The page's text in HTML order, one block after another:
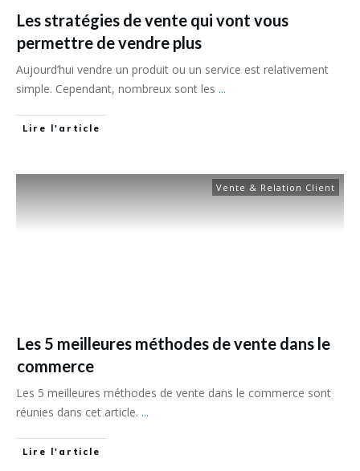
Les stratégies de vente qui vont vous
permettre de vendre plus
Aujourd’hui vendre un produit ou un service est relativement
simple. Cependant, nombreux sont les ...
Lire l'article
Vente & Relation Client
Les 5 meilleures méthodes de vente dans le
commerce
Les 5 meilleures méthodes de vente dans le commerce sont
réunies dans cet article. ...
Lire l'article